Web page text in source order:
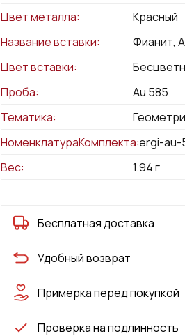
Цвет металла:
Красный
Название вставки:
Фианит,
Цвет вставки:
Проба:
Au 585
Тематика:
НоменклатураКомплекта:sergi-au-
Вес:
1.94г
Бесплатная доставка
Удобный возврат
Примерка перед покупкой
Проверка на подлинность